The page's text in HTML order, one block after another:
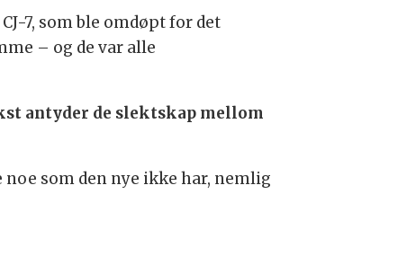
7, som ble omdøpt for det
– og de var alle
antyder de slektskap mellom
som den nye ikke har, nemlig